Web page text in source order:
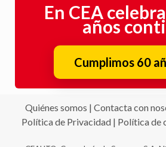
En CEA
años
Cumplimos 60
Quiénes somos | Contacta con
Política de Privacidad| Política de